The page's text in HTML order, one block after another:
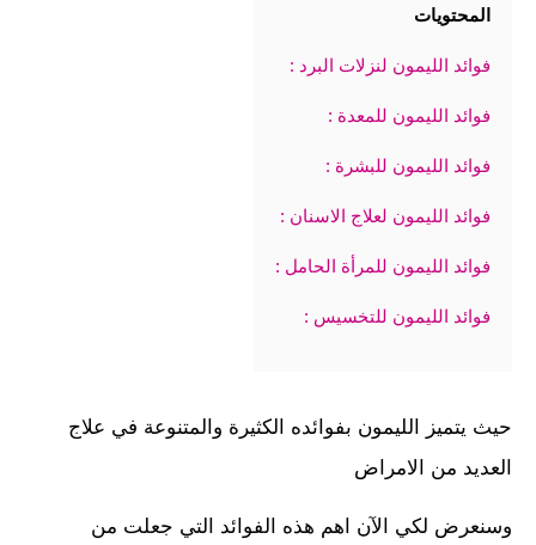
المحتويات
فوائد الليمون لنزلات البرد :
فوائد الليمون للمعدة :
فوائد الليمون للبشرة :
فوائد الليمون لعلاج الاسنان :
فوائد الليمون للمرأة الحامل :
فوائد الليمون للتخسيس :
حيث يتميز الليمون بفوائده الكثيرة والمتنوعة في علاج
العديد من الامراض
وسنعرض لكي الآن اهم هذه الفوائد التي جعلت من